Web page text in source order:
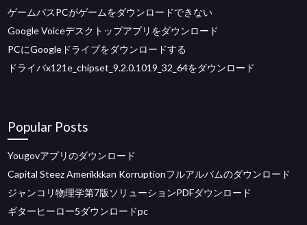
ゲームパスPCがゲームをダウンロードできない
Google Voiceデスクトップアプリをダウンロード
PCにGoogleドライブをダウンロードする
ドライバx121e_chipset_9.2.0.1019_32_64をダウンロード
Popular Posts
Yougovアプリのダウンロード
Capital Steez Amerikkkan Korruptionフルアルバムのダウンロード
ジャンコリ物理学第7版ソリューションPDFダウンロード
ギターヒーロー5ダウンロードpc